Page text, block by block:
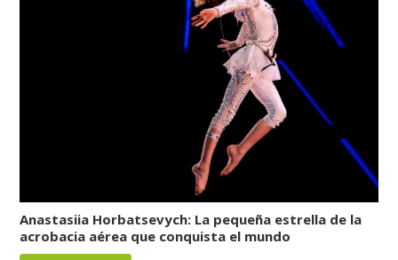
Anastasiia Horbatsevych: La pequeña estrella de la
acrobacia aérea que conquista el mundo